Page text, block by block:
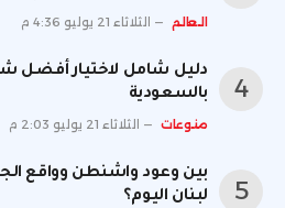
العالم الثلاثاء 21 يوليو 4:36 م
دليل شامل لاختيار أفضل
بالسعودية
منوعات الثلاثاء 21 يوليو 2:03 م
بين وعود واشنطن وواقع
لبنان اليوم؟